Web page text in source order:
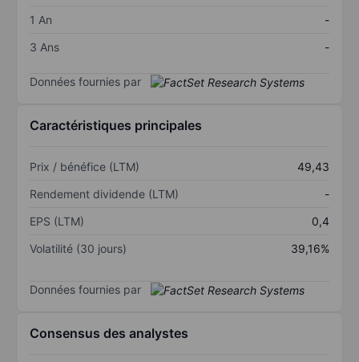
1 An
-
3 Ans
-
Données fournies par
Caractéristiques principales
Prix / bénéfice (LTM)
49,43
Rendement dividende (LTM)
-
EPS (LTM)
0,4
Volatilité (30 jours)
39,16%
Données fournies par
Consensus des analystes